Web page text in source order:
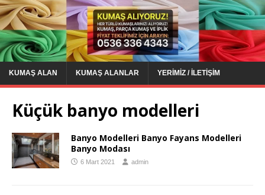
KUMAŞ ALAN KUMAŞ ALANLAR YERIMIZ / İLETIŞIM
Küçük banyo modelleri
Banyo Modelleri Banyo Fayans Modelleri
Banyo Modası
6 Mart 2021 admin